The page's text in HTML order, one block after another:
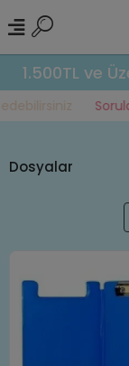
1.500TL ve
Dosyalar